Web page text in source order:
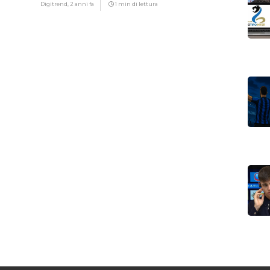
Digitrend,2 anni fa 1 min di lettura